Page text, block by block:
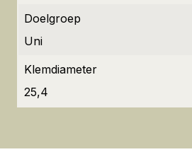
Doelgroep
Uni
Klemdiameter
25,4